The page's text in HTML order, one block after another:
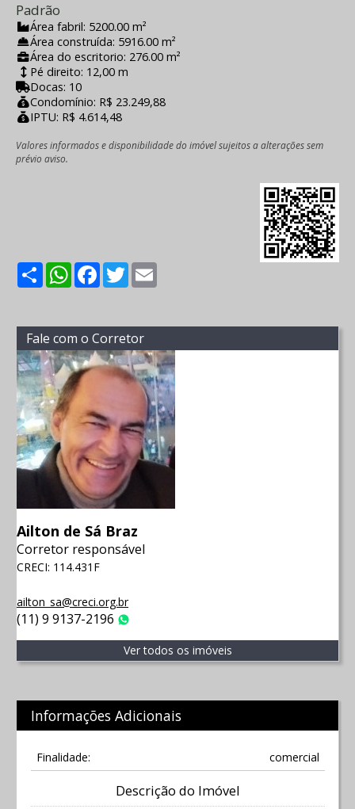
Padrão
Área fabril: 5200.00 m²
Área construída: 5916.00 m²
Área do escritorio: 276.00 m²
Pé direito: 12,00 m
Docas: 10
Condomínio: R$ 23.249,88
IPTU: R$ 4.614,48
Valores informados e disponibilidade do imóvel sujeitos a alterações sem
prévio aviso.
ShareWhatsApp
Facebook
Twitter
Fale com o Corretor
Ailton de Sá Braz
Corretor responsável
CRECI: 114.431F
ailton_sa@creci.org.br
(11) 9 9137-2196
Ver todos os imóveis
Informações Adicionais
Finalidade: comercial
Descrição do Imóvel